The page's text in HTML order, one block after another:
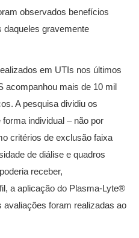
observados benefícios
daqueles gravemente
em UTIs nos últimos
acompanhou mais de 10 mil
A pesquisa dividiu os
individual – não por
critérios de exclusão faixa
de diálise e quadros
receber,
a aplicação do Plasma-Lyte®
avaliações foram realizadas ao